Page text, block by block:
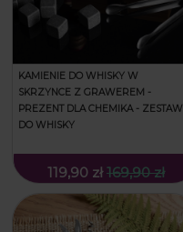
KAMIENIE DO WHISKY W
SKRZYNCE Z GRAWEREM -
PREZENT DLA CHEMIKA - ZESTAW
DO WHISKY
119,90 zł 169,90 zł